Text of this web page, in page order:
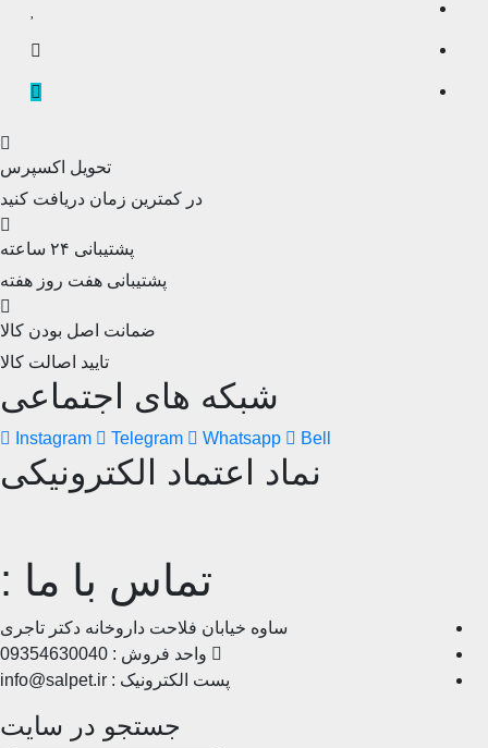
تحویل اکسپرس
در کمترین زمان دریافت کنید
پشتیبانی ۲۴ ساعته
پشتیبانی هفت روز هفته
ضمانت اصل‌ بودن کالا
تایید اصالت کالا
شبکه های اجتماعی
Instagram Telegram Whatsapp Bell
نماد اعتماد الکترونیکی
تماس با ما :
ساوه خیابان فلاحت داروخانه دکتر تاجری
واحد فروش : 09354630040
پست الکترونیک : info@salpet.ir
جستجو در سایت